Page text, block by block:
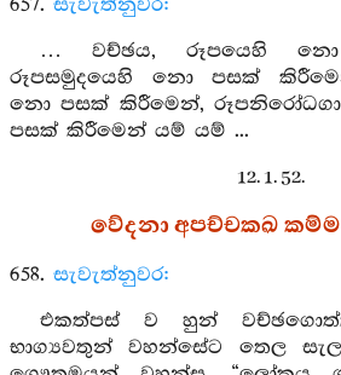
657. සැවැත්නුවර:
… වච්ඡය, රූපයෙහි
රූපසමුදයෙහි නො පසක්
නො පසක් කිරීමෙන්,
පසක් කිරීමෙන් යම් යම් ...
12. 1. 52.
වේදනා අපච්චකඛ කම්ම
658. සැවැත්නුවර:
එකත්පස් ව හුන්
භාග්‍යවතුන් වහන්සේට තෙල